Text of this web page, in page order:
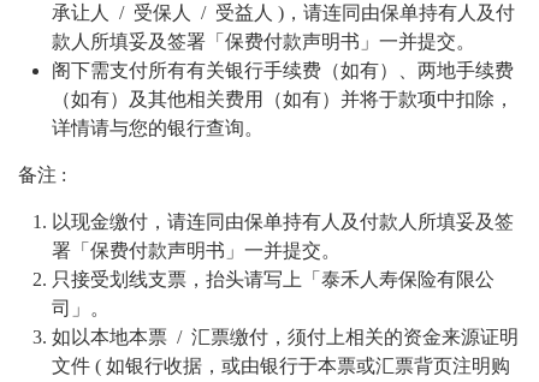
承让人 / 受保人 / 受益人 )，请连同由保单持有人及付
款人所填妥及签署「保费付款声明书」一并提交。
阁下需支付所有有关银行手续费（如有）、两地手续费
（如有）及其他相关费用（如有）并将于款项中扣除，
详情请与您的银行查询。
备注 :
以现金缴付，请连同由保单持有人及付款人所填妥及签
署「保费付款声明书」一并提交。
只接受划线支票，抬头请写上「泰禾人寿保险有限公
司」。
如以本地本票 / 汇票缴付，须付上相关的资金来源证明
文件 ( 如银行收据，或由银行于本票或汇票背页注明购